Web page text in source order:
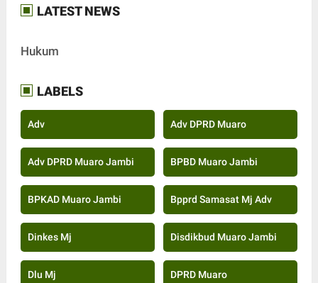
LATEST NEWS
Hukum
LABELS
Adv Adv DPRD Muaro
Adv DPRD Muaro Jambi BPBD Muaro Jambi
BPKAD Muaro Jambi Bpprd Samasat Mj Adv
Dinkes Mj Disdikbud Muaro Jambi
Dlu Mj DPRD Muaro